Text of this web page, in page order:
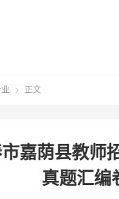
 正文
嘉荫县教师
真题汇编